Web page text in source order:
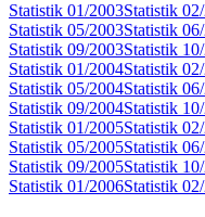
Statistik 01/2003Statistik
Statistik 05/2003Statistik
Statistik 09/2003Statistik
Statistik 01/2004Statistik
Statistik 05/2004Statistik
Statistik 09/2004Statistik
Statistik 01/2005Statistik
Statistik 05/2005Statistik
Statistik 09/2005Statistik
Statistik 01/2006Statistik